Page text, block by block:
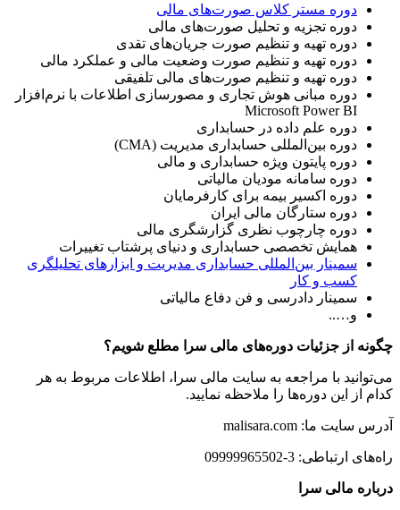
دوره مستر کلاس صورت‌های مالی
دوره تجزیه و تحلیل صورت‌های مالی
دوره تهیه و تنظیم صورت جریان‌های تقدی
دوره تهیه و تنظیم صورت وضعیت مالی و عملکرد مالی
دوره تهیه و تنظیم صورت‌های مالی تلفیقی
دوره مبانی هوش تجاری و مصورسازی اطلاعات با نرم‌افزار
Microsoft Power BI
دوره علم داده در حسابداری
دوره بین‌المللی حسابداری مدیریت (CMA)
دوره پایتون ویژه حسابداری و مالی
دوره سامانه مودیان مالیاتی
دوره اکسیر بیمه برای کارفرمایان
دوره ستارگان مالی ایران
دوره چارچوب نظری گزارشگری مالی
همایش تخصصی حسابداری و دنیای پرشتاب تغییرات
سمینار بین‌المللی حسابداری مدیریت و ابزارهای تحلیلگری
کسب و کار
سمینار دادرسی و فن دفاع مالیاتی
و…..
چگونه از جزئیات دوره‌های مالی سرا مطلع شویم؟
می‌توانید با مراجعه به سایت مالی سرا، اطلاعات مربوط به هر
کدام از این دوره‌ها را ملاحظه نمایید.
آدرس سایت ما: malisara.com
راه‌های ارتباطی: 3-09999965502
درباره مالی سرا